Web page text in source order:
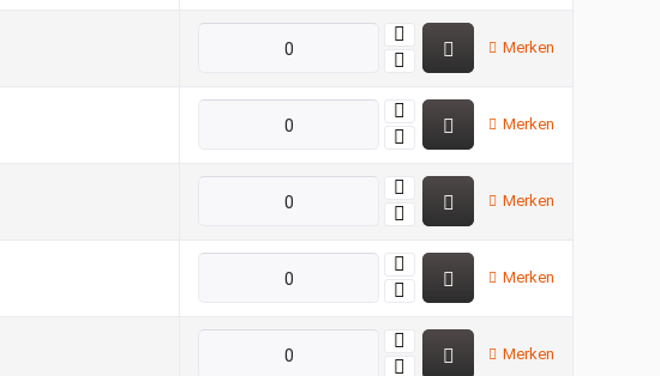
Merken
Merken
Merken
Merken
Merken